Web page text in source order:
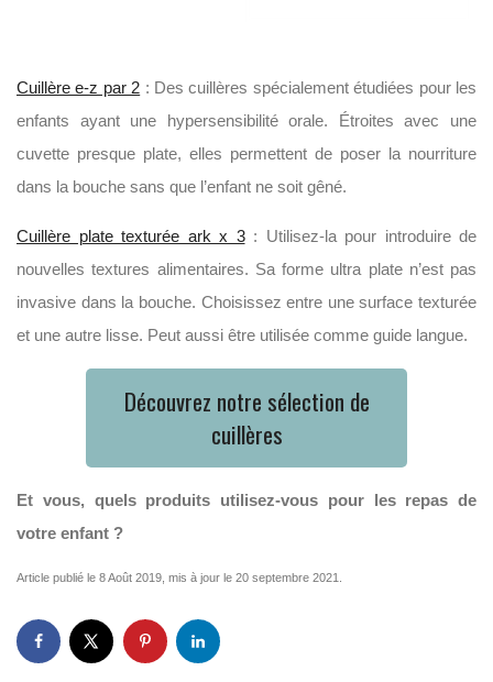
Cuillère e-z par 2 : Des cuillères spécialement étudiées pour les
enfants ayant une hypersensibilité orale. Étroites avec une
cuvette presque plate, elles permettent de poser la nourriture
dans la bouche sans que l’enfant ne soit gêné.
Cuillère plate texturée ark x 3: Utilisez-la pour introduire de
nouvelles textures alimentaires. Sa forme ultra plate n’est pas
invasive dans la bouche. Choisissez entre une surface texturée
et une autre lisse. Peut aussi être utilisée comme guide langue.
Découvrez notre sélection de
cuillères
Et vous, quels produits utilisez-vous pour les repas de
votre enfant ?
Article publié le 8 Août 2019, mis à jour le 20 septembre 2021.